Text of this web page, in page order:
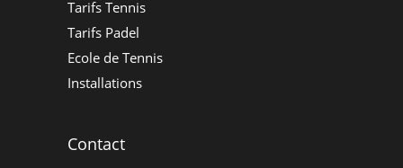
Tarifs Tennis
Tarifs Padel
Ecole de Tennis
Installations
Contact